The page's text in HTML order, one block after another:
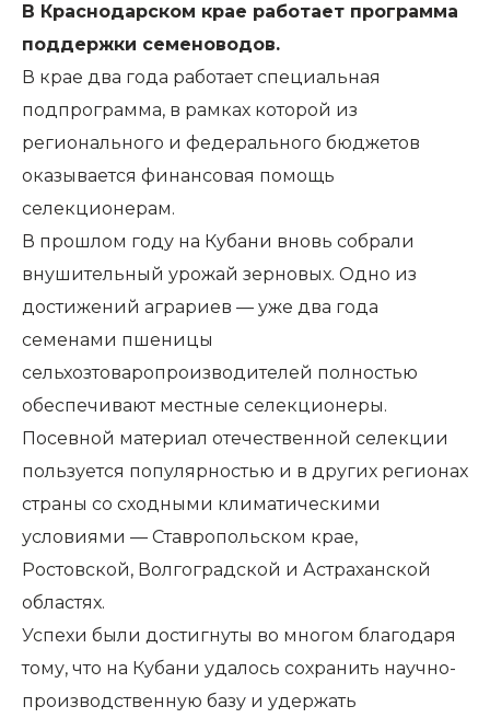
В Краснодарском крае работает программа
поддержки семеноводов.
В крае два года работает специальная
подпрограмма, в рамках которой из
регионального и федерального бюджетов
оказывается финансовая помощь
селекционерам.
В прошлом году на Кубани вновь собрали
внушительный урожай зерновых. Одно из
достижений аграриев — уже два года
семенами пшеницы
сельхозтоваропроизводителей полностью
обеспечивают местные селекционеры.
Посевной материал отечественной селекции
пользуется популярностью и в других регионах
страны со сходными климатическими
условиями — Ставропольском крае,
Ростовской, Волгоградской и Астраханской
областях.
Успехи были достигнуты во многом благодаря
тому, что на Кубани удалось сохранить научно-
производственную базу и удержать